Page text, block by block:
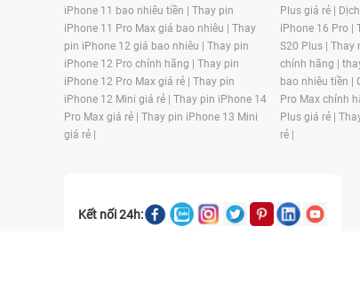
iPhone 11 bao nhiêu tiền | Thay pin
iPhone 11 Pro Max giá bao nhiêu | Thay
pin iPhone 12 giá bao nhiêu | Thay pin
iPhone 12 Pro chính hãng | Thay pin
iPhone 12 Pro Max giá rẻ | Thay pin
iPhone 12 Mini giá rẻ | Thay pin iPhone 14
Pro Max giá rẻ | Thay pin iPhone 13 Mini
giá rẻ |
Plus giá rẻ |
iPhone 16 Pro |
S20 Plus | Thay
chính hãng |
bao nhiêu tiền |
Pro Max chính
Plus giá rẻ |
rẻ |
Kết nối 24h: